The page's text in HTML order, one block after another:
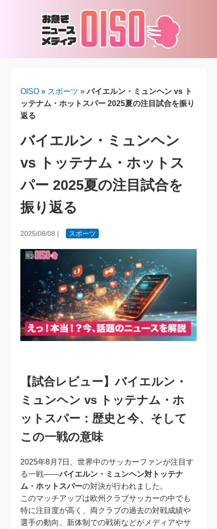
OISO » スポーツ »バイエルン・ミュンヘン vs ト
ッテナム・ホットスパー 2025夏の注目試合を振り
返る
バイエルン・ミュンヘン
vs トッテナム・ホットス
パー 2025夏の注目試合を
振り返る
2025/08/08 | スポーツ
【試合レビュー】バイエルン・
ミュンヘン vs トッテナム・ホ
ットスパー：歴史と今、そして
この一戦の意味
2025年8月7日、世界中のサッカーファンが注目す
る一戦――バイエルン・ミュンヘン対トッテナ
ム・ホットスパーの対決が行われました。
このマッチアップは欧州クラブサッカーの中でも
特に注目度が高く、両クラブの過去の対戦成績や
選手の動向、新体制での戦術などがメディアやサ